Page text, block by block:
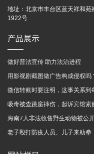
地址： 北京市丰台区蓝天祥和
1922号
产品展示
做好普法宣传 助力法治进程